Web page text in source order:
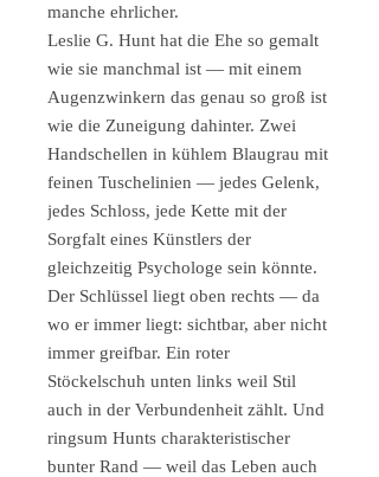
manche ehrlicher.
Leslie G. Hunt hat die Ehe so gemalt
wie sie manchmal ist — mit einem
Augenzwinkern das genau so groß ist
wie die Zuneigung dahinter. Zwei
Handschellen in kühlem Blaugrau mit
feinen Tuschelinien — jedes Gelenk,
jedes Schloss, jede Kette mit der
Sorgfalt eines Künstlers der
gleichzeitig Psychologe sein könnte.
Der Schlüssel liegt oben rechts — da
wo er immer liegt: sichtbar, aber nicht
immer greifbar. Ein roter
Stöckelschuh unten links weil Stil
auch in der Verbundenheit zählt. Und
ringsum Hunts charakteristischer
bunter Rand — weil das Leben auch